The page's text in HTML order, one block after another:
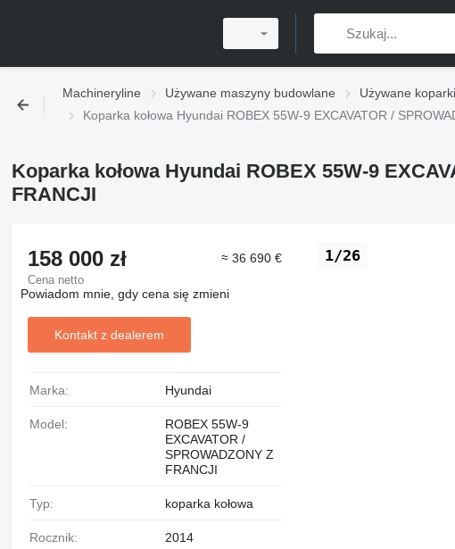
Machineryline Używane maszyny budowlane Używane koparki
Koparka kołowa Hyundai ROBEX 55W-9 EXCAVATOR /
Koparka kołowa Hyundai ROBEX 55W-9
FRANCJI
1/26
158 000 zł
Cena netto
≈ 36 690 €
Powiadom mnie, gdy cena się zmieni
Kontakt z dealerem
Marka: Hyundai
Model:
ROBEX 55W-9
EXCAVATOR /
SPROWADZONY Z
FRANCJI
Typ: koparka kołowa
Rocznik: 2014